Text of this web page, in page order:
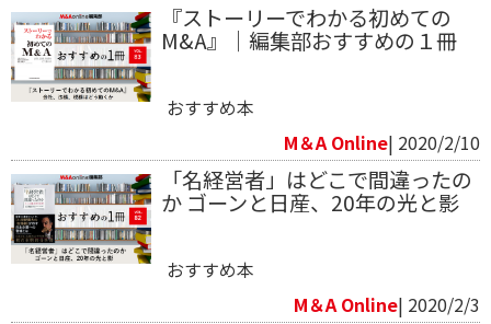
『ストーリーでわかる初めての
M&A』｜編集部おすすめの１冊
おすすめ本
M＆A Online| 2020/2/10
「名経営者」はどこで間違ったの
か ゴーンと日産、20年の光と影
おすすめ本
M＆A Online| 2020/2/3